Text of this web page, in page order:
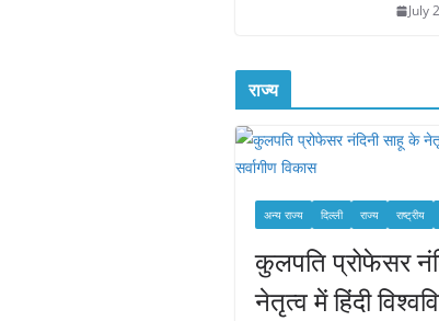
July
राज्य
अन्य राज्य दिल्ली राज्य राष्ट्रीय
कुलपति प्रोफेसर
नेतृत्व में हिंदी